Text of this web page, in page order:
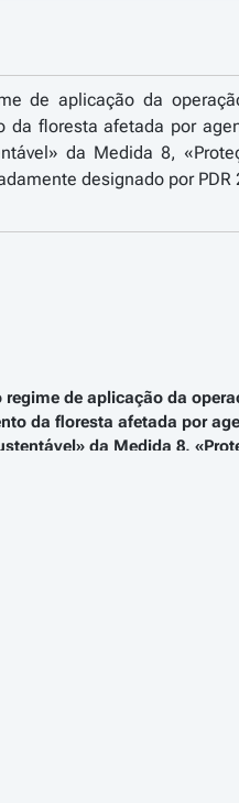
de aplicação da
da floresta afetada por
da Medida 8,
designado por PDR
regime de aplicação da
da floresta afetada por
da Medida 8,